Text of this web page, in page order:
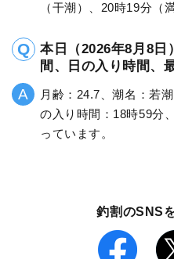
（干潮）、20時19分（
本日（2026年8月8日
間、日の入り時間、
月齢：24.7、潮名：若
の入り時間：18時59分
っています。
釣割のSNS